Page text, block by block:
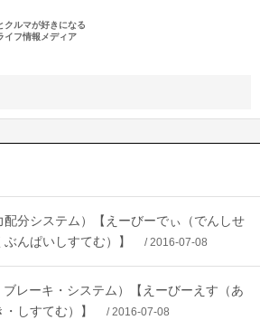
クルマが好きになる
イフ情報メディア
配分システム）【えーびーでぃ（でんしせ
んぱいしすてむ）】
/ 2016-07-08
レーキ・システム）【えーびーえす（あ
しすてむ）】
/ 2016-07-08